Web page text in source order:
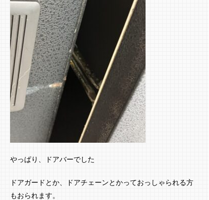
やっぱり、ドアバーでした
ドアガードとか、ドアチェーンとかっておっしゃられる方
もおられます。